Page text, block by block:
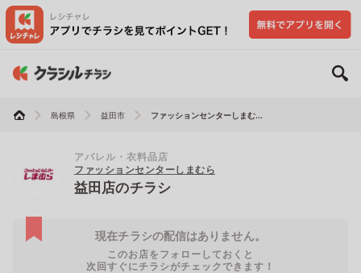
島根県 益田市 ファッションセンターしまむ...
アパレル・衣料品店
ファッションセンターしまむら
益田店のチラシ
現在チラシの配信はありません。
このお店をフォローしておくと
次回すぐにチラシがチェックできます！